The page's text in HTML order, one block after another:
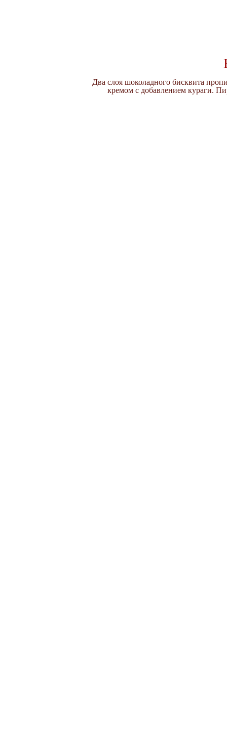
Два слоя шоколадного бисквита
кремом с добавлением кураги.